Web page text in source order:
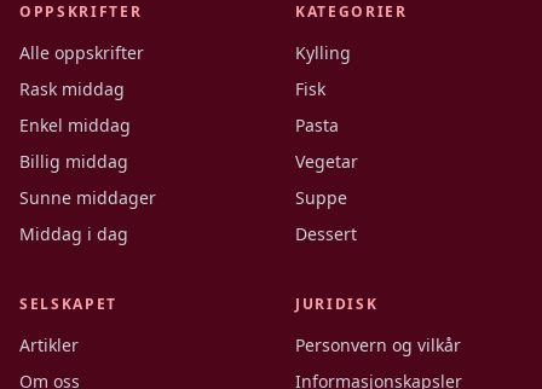
OPPSKRIFTER
Alle oppskrifter
Rask middag
Enkel middag
Billig middag
Sunne middager
Middag i dag
KATEGORIER
Kylling
Fisk
Pasta
Vegetar
Suppe
Dessert
SELSKAPET
Artikler
Om oss
JURIDISK
Personvern og vilkår
Informasjonskapsler